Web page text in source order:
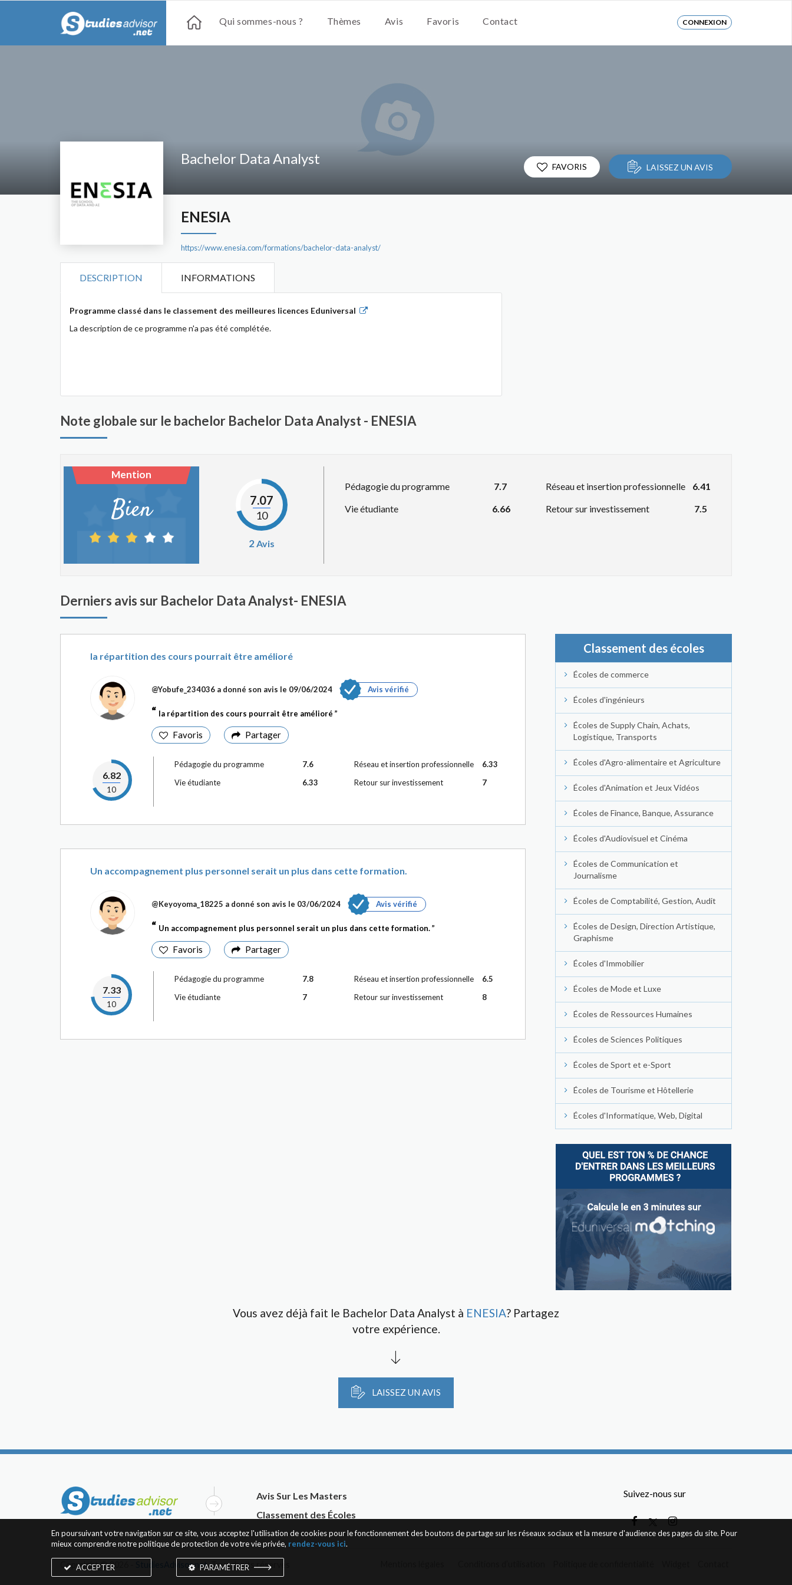
Qui sommes-nous ? Thèmes Avis Favoris Contact CONNEXION
Bachelor Data Analyst
ENESIA
https://www.enesia.com/formations/bachelor-data-analyst/
FAVORIS LAISSEZ UN AVIS
DESCRIPTION INFORMATIONS
Programme classé dans le classement des meilleures licences Eduniversal
La description de ce programme n'a pas été complétée.
Note globale sur le bachelor Bachelor Data Analyst - ENESIA
Mention
Bien 7.07
10
2 Avis
Pédagogie du programme
7.7
Vie étudiante
6.66
Réseau et insertion professionnelle
6.41
Retour sur investissement
7.5
Derniers avis sur Bachelor Data Analyst- ENESIA
la répartition des cours pourrait être amélioré
@Yobufe_234036 a donné son avis le 09/06/2024 Avis vérifié
la répartition des cours pourrait être amélioré
Favoris Partager
6.82
10
Pédagogie du programme
7.6
Vie étudiante
6.33
Réseau et insertion professionnelle
6.33
Retour sur investissement
7
Un accompagnement plus personnel serait un plus dans cette formation.
@Keyoyoma_18225 a donné son avis le 03/06/2024 Avis vérifié
Un accompagnement plus personnel serait un plus dans cette formation.
Favoris Partager
7.33
10
Pédagogie du programme
7.8
Vie étudiante
7
Réseau et insertion professionnelle
6.5
Retour sur investissement
8
Classement des écoles
Écoles de commerce
Écoles d'ingénieurs
Écoles de Supply Chain, Achats,
Logistique, Transports
Écoles d'Agro-alimentaire et Agriculture
Écoles d'Animation et Jeux Vidéos
Écoles de Finance, Banque, Assurance
Écoles d'Audiovisuel et Cinéma
Écoles de Communication et
Journalisme
Écoles de Comptabilité, Gestion, Audit
Écoles de Design, Direction Artistique,
Graphisme
Écoles d'Immobilier
Écoles de Mode et Luxe
Écoles de Ressources Humaines
Écoles de Sciences Politiques
Écoles de Sport et e-Sport
Écoles de Tourisme et Hôtellerie
Écoles d'Informatique, Web, Digital
Vous avez déjà fait le Bachelor Data Analyst à ENESIA? Partagez
votre expérience.
LAISSEZ UN AVIS
Avis Sur Les Masters
Classement des Écoles
Suivez-nous sur
Copyright © 2026 - StudiesAdvisor.net. Tous droits réservés
En poursuivant votre navigation sur ce site, vous acceptez l'utilisation de cookies pour le fonctionnement des boutons de partage sur les réseaux sociaux et la mesure d'audience des pages du site. Pour
mieux comprendre notre politique de protection de votre vie privée, rendez-vous ici.
ACCEPTER PARAMÉTRER